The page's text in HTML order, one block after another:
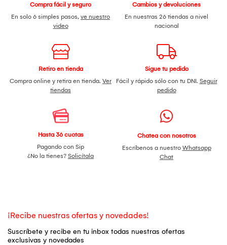
Compra fácil y seguro
En solo 6 simples pasos, ve nuestro
video
Cambios y devoluciones
En nuestras 26 tiendas a nivel
nacional
Retiro en tienda
Compra online y retira en tienda. Ver
tiendas
Sigue tu pedido
Fácil y rápido sólo con tu DNI. Seguir
pedido
Hasta 36 cuotas
Pagando con Sip
¿No la tienes? Solicítala
Chatea con nosotros
Escríbenos a nuestro Whatsapp
Chat
¡Recibe nuestras ofertas y novedades!
Suscríbete y recibe en tu inbox todas nuestras ofertas
exclusivas y novedades